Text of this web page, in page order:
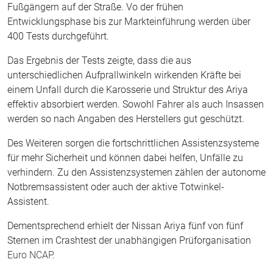
Fußgängern auf der Straße. Vo der frühen
Entwicklungsphase bis zur Markteinführung werden über
400 Tests durchgeführt.
Das Ergebnis der Tests zeigte, dass die aus
unterschiedlichen Aufprallwinkeln wirkenden Kräfte bei
einem Unfall durch die Karosserie und Struktur des Ariya
effektiv absorbiert werden. Sowohl Fahrer als auch Insassen
werden so nach Angaben des Herstellers gut geschützt.
Des Weiteren sorgen die fortschrittlichen Assistenzsysteme
für mehr Sicherheit und können dabei helfen, Unfälle zu
verhindern. Zu den Assistenzsystemen zählen der autonome
Notbremsassistent oder auch der aktive Totwinkel-
Assistent.
Dementsprechend erhielt der Nissan Ariya fünf von fünf
Sternen im Crashtest der unabhängigen Prüforganisation
Euro NCAP.